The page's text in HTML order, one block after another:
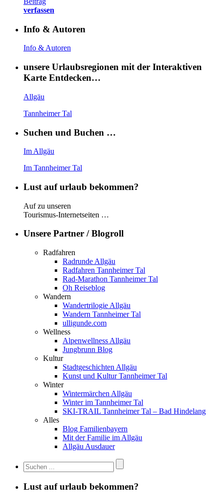
verfassen
Info & Autoren
Info & Autoren
unsere Urlaubsregionen mit der Interaktiven
Karte Entdecken…
Allgäu
Tannheimer Tal
Suchen und Buchen …
Im Allgäu
Im Tannheimer Tal
Lust auf urlaub bekommen?
Auf zu unseren
Tourismus-Internetseiten …
Unsere Partner / Blogroll
Radfahren
Radrunde Allgäu
Radfahren Tannheimer Tal
Rad-Marathon Tannheimer Tal
Oh Reiseblog
Wandern
Wandertrilogie Allgäu
Wandern Tannheimer Tal
ulligunde.com
Wellness
Alpenwellness Allgäu
Jungbrunn Blog
Kultur
Stadtgeschichten Allgäu
Kunst und Kultur Tannheimer Tal
Winter
Wintermärchen Allgäu
Winter im Tannheimer Tal
SKI-TRAIL Tannheimer Tal – Bad Hindelang
Alles
Blog Familienbayern
Mit der Familie im Allgäu
Allgäu Ausdauer
Lust auf urlaub bekommen?